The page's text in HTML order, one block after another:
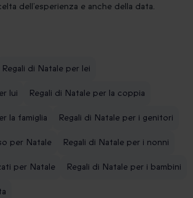
dell’esperienza e anche della data.
Regali di Natale per lei
lui Regali di Natale per la coppia
la famiglia Regali di Natale per i genitori
per Natale Regali di Natale per i nonni
per Natale Regali di Natale per i bambini